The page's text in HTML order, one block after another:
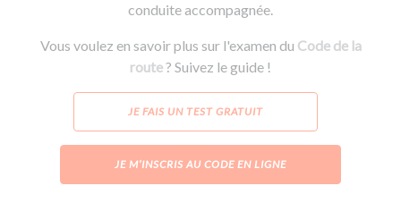
conduite accompagnée.
Vous voulez en savoir plus sur l'examen du Code de la
route? Suivez le guide !
JE FAIS UN TEST GRATUIT
JE M’INSCRIS AU CODE EN LIGNE